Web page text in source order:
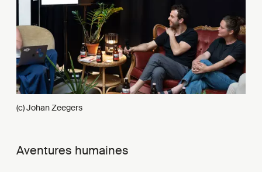
(c) Johan Zeegers
Aventures humaines